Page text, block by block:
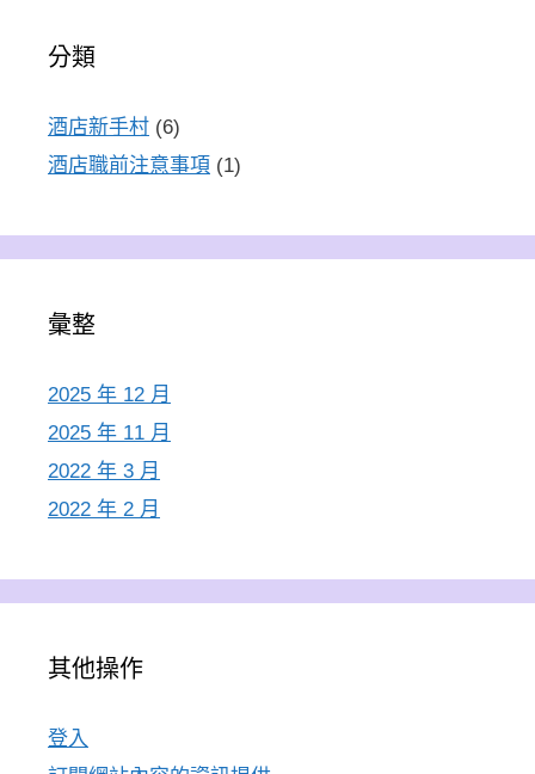
分類
酒店新手村 (6)
酒店職前注意事項 (1)
彙整
2025 年 12 月
2025 年 11 月
2022 年 3 月
2022 年 2 月
其他操作
登入